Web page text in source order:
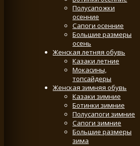
Полусапожки
осенние
Сапоги осенние
Большие размеры
осень
Женская летняя обувь
Казаки летние
Мокасины,
топсайдеры
Женская зимняя обувь
Казаки зимние
Ботинки зимние
Полусапоги зимние
Сапоги зимние
Большие размеры
зима